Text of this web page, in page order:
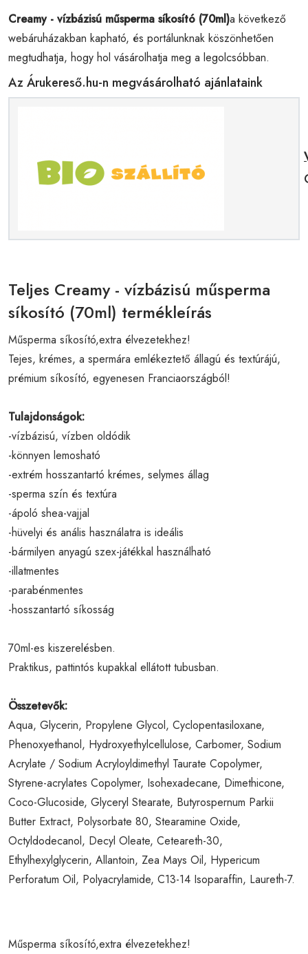
Creamy - vízbázisú műsperma síkosító (70ml)a következő
webáruházakban kapható, és portálunknak köszönhetően
megtudhatja, hogy hol vásárolhatja meg a legolcsóbban.
Az Árukereső.hu-n megvásárolható ajánlataink
Teljes Creamy - vízbázisú műsperma
síkosító (70ml) termékleírás
Műsperma síkosító,extra élvezetekhez!
Tejes, krémes, a spermára emlékeztető állagú és textúrájú,
prémium síkosító, egyenesen Franciaországból!
Tulajdonságok:
-vízbázisú, vízben oldódik
-könnyen lemosható
-extrém hosszantartó krémes, selymes állag
-sperma szín és textúra
-ápoló shea-vajjal
-hüvelyi és anális használatra is ideális
-bármilyen anyagú szex-játékkal használható
-illatmentes
-parabénmentes
-hosszantartó síkosság
70ml-es kiszerelésben.
Praktikus, pattintós kupakkal ellátott tubusban.
Összetevők:
Aqua, Glycerin, Propylene Glycol, Cyclopentasiloxane,
Phenoxyethanol, Hydroxyethylcellulose, Carbomer, Sodium
Acrylate / Sodium Acryloyldimethyl Taurate Copolymer,
Styrene-acrylates Copolymer, Isohexadecane, Dimethicone,
Coco-Glucoside, Glyceryl Stearate, Butyrospernum Parkii
Butter Extract, Polysorbate 80, Stearamine Oxide,
Octyldodecanol, Decyl Oleate, Ceteareth-30,
Ethylhexylglycerin, Allantoin, Zea Mays Oil, Hypericum
Perforatum Oil, Polyacrylamide, C13-14 Isoparaffin, Laureth-7.
Műsperma síkosító,extra élvezetekhez!